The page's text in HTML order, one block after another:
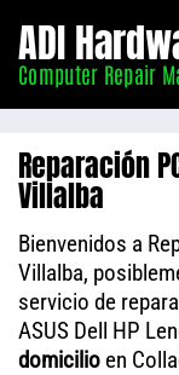
Madrid
ADI
Computer Repair
Reparación
Villalba
Bienvenidos a
Villalba,
servicio de
ASUS Dell HP
domicilio en